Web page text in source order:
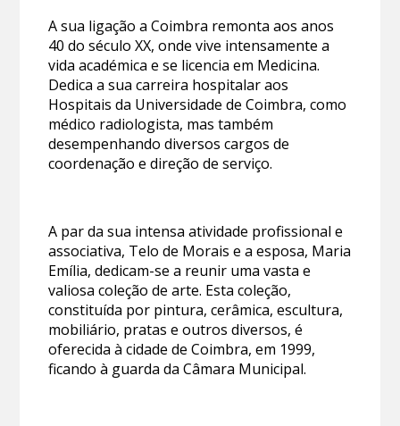
A sua ligação a Coimbra remonta aos anos
40 do século XX, onde vive intensamente a
vida académica e se licencia em Medicina.
Dedica a sua carreira hospitalar aos
Hospitais da Universidade de Coimbra, como
médico radiologista, mas também
desempenhando diversos cargos de
coordenação e direção de serviço.
A par da sua intensa atividade profissional e
associativa, Telo de Morais e a esposa, Maria
Emília, dedicam-se a reunir uma vasta e
valiosa coleção de arte. Esta coleção,
constituída por pintura, cerâmica, escultura,
mobiliário, pratas e outros diversos, é
oferecida à cidade de Coimbra, em 1999,
ficando à guarda da Câmara Municipal.